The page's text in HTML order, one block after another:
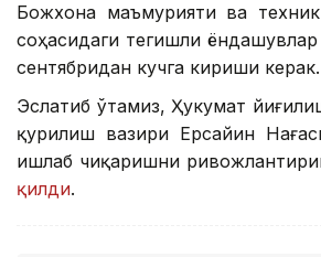
Божхона маъмурияти ва
соҳасидаги тегишли
сентябридан кучга кириши керак.
Эслатиб ўтамиз, Ҳукумат
қурилиш вазири Ерсайин
ишлаб чиқаришни
қилди.